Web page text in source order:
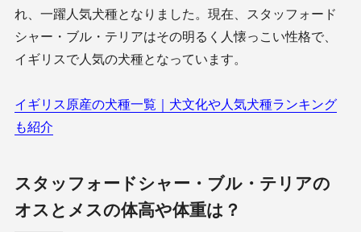
れ、一躍人気犬種となりました。現在、スタッフォード
シャー・ブル・テリアはその明るく人懐っこい性格で、
イギリスで人気の犬種となっています。
イギリス原産の犬種一覧｜犬文化や人気犬種ランキング
も紹介
スタッフォードシャー・ブル・テリアの
オスとメスの体高や体重は？